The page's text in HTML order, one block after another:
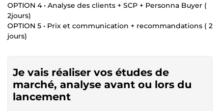
OPTION 4 • Analyse des clients + SCP + Personna Buyer (
2jours)
OPTION 5 • Prix et communication + recommandations ( 2
jours)
Je vais réaliser vos études de
marché, analyse avant ou lors du
lancement